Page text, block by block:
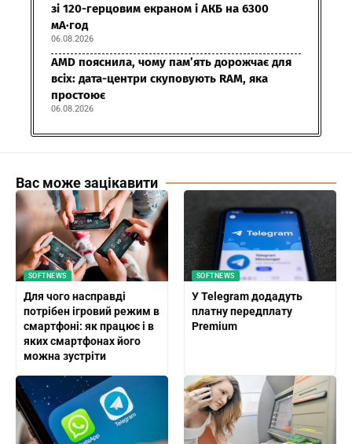
зі 120-герцовим екраном і АКБ на 6300
мА·год
06.08.2026
AMD пояснила, чому пам’ять дорожчає для
всіх: дата-центри скуповують RAM, яка
простоює
06.08.2026
Вас може зацікавити
SOFTNEWS
Для чого насправді
потрібен ігровий режим в
смартфоні: як працює і в
яких смартфонах його
можна зустріти
SOFTNEWS
У Telegram додадуть
платну передплату
Premium